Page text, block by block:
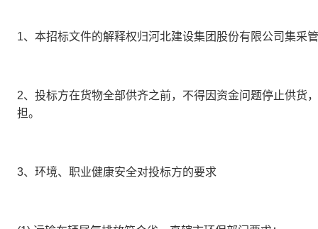
1、 本招标文件的解释权归河北建设集团股份有限公司集采
2、 投标方在货物全部供齐之前，不得因资金问题停止供货
担。
3、 环境、职业健康安全对投标方的要求